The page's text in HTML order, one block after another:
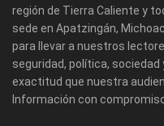
región de Tierra Caliente y
sede en Apatzingán,
para llevar a nuestros
seguridad, política, sociedad
exactitud que nuestra
Información con compromiso